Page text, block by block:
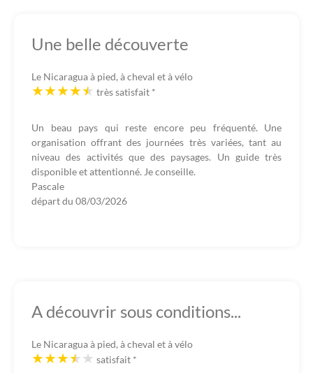
Une belle découverte
Le Nicaragua à pied, à cheval et à vélo
très satisfait *
Un beau pays qui reste encore peu fréquenté. Une
organisation offrant des journées très variées, tant au
niveau des activités que des paysages. Un guide très
disponible et attentionné. Je conseille.
Pascale
départ du 08/03/2026
A découvrir sous conditions...
Le Nicaragua à pied, à cheval et à vélo
satisfait *